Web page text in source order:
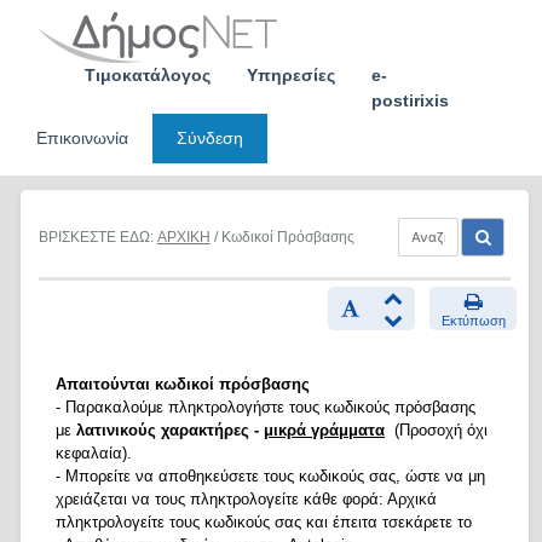
Τιμοκατάλογος Υπηρεσίες
e-
postirixis
Επικοινωνία
Σύνδεση
ΒΡΙΣΚΕΣΤΕ ΕΔΩ: ΑΡΧΙΚΗ / Κωδικοί Πρόσβασης
Εκτύπωση
Απαιτούνται κωδικοί πρόσβασης
- Παρακαλούμε πληκτρολογήστε τους κωδικούς πρόσβασης
με λατινικούς χαρακτήρες - μικρά γράμματα (Προσοχή όχι
κεφαλαία).
- Μπορείτε να αποθηκεύσετε τους κωδικούς σας, ώστε να μη
χρειάζεται να τους πληκτρολογείτε κάθε φορά: Αρχικά
πληκτρολογείτε τους κωδικούς σας και έπειτα τσεκάρετε το